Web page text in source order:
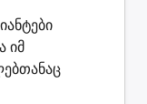
იმ